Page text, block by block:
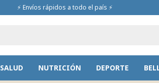
SALUD NUTRICIÓN DEPORTE
⚡ Envíos rápidos a todo el país ⚡